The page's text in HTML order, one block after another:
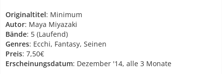
Originaltitel: Minimum
Autor: Maya Miyazaki
Bände: 5 (Laufend)
Genres: Ecchi, Fantasy, Seinen
Preis: 7,50€
Erscheinungsdatum: Dezember '14, alle 3 Monate